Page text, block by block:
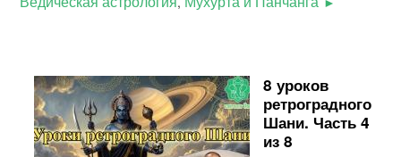
8 уроков
ретроградного
Шани. Часть 4
из 8